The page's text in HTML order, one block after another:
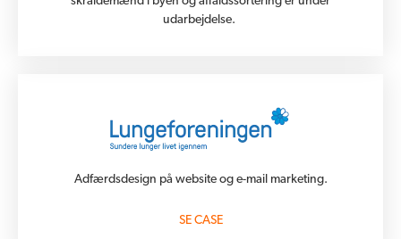
udarbejdelse.
Adfærdsdesign på website og e-mail marketing.
SE CASE